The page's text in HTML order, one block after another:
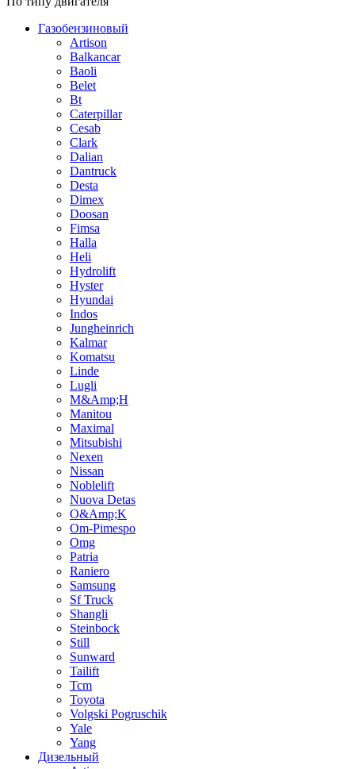
Газобензиновый
Artison
Balkancar
Baoli
Belet
Bt
Caterpillar
Cesab
Clark
Dalian
Dantruck
Desta
Dimex
Doosan
Fimsa
Halla
Heli
Hydrolift
Hyster
Hyundai
Indos
Jungheinrich
Kalmar
Komatsu
Linde
Lugli
M&Amp;H
Manitou
Maximal
Mitsubishi
Nexen
Nissan
Noblelift
Nuova Detas
O&Amp;K
Om-Pimespo
Omg
Patria
Raniero
Samsung
Sf Truck
Shangli
Steinbock
Still
Sunward
Tailift
Tcm
Toyota
Volgski Pogruschik
Yale
Yang
Дизельный